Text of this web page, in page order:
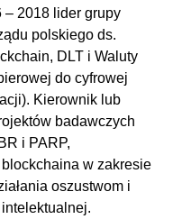
– 2018 lider grupy
polskiego ds.
DLT i Waluty
do cyfrowej
Kierownik lub
badawczych
i PARP,
w zakresie
oszustwom i